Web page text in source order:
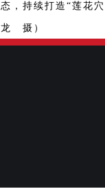
态，持续打造“莲花
龙 摄）